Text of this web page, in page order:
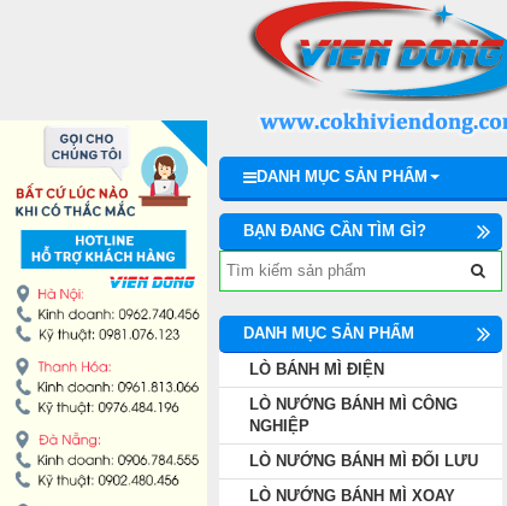
DANH MỤC SẢN PHẨM
BẠN ĐANG CẦN TÌM GÌ?
DANH MỤC SẢN PHẨM
LÒ BÁNH MÌ ĐIỆN
LÒ NƯỚNG BÁNH MÌ CÔNG
NGHIỆP
LÒ NƯỚNG BÁNH MÌ ĐỐI LƯU
LÒ NƯỚNG BÁNH MÌ XOAY
LÒ NƯỚNG BÁNH MÌ CÔNG NGHIỆP
LÒ NƯỚNG BÁNH MÌ ĐỐI LƯU
LÒ NƯỚNG BÁNH MÌ XOAY
LÒ NƯỚNG BÁNH NGỌT
DÂY CHUYỀN LÀM BÁNH
MÁY TRỘN BỘT ĐÁNH TRỨNG